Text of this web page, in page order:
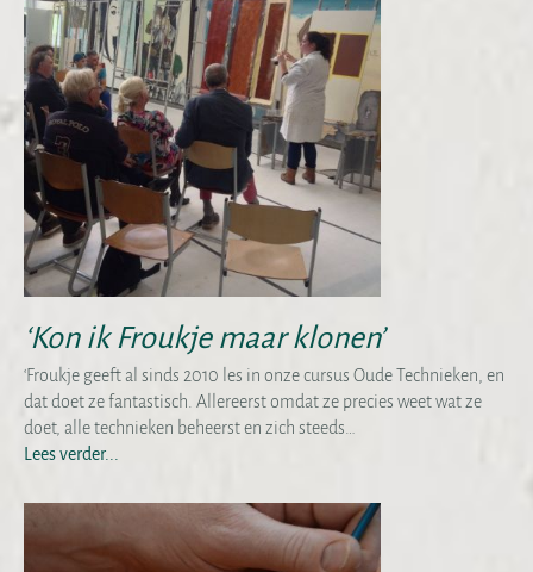
‘Kon ik Froukje maar klonen’
‘Froukje geeft al sinds 2010 les in onze cursus Oude Technieken, en
dat doet ze fantastisch. Allereerst omdat ze precies weet wat ze
doet, alle technieken beheerst en zich steeds…
Lees verder...